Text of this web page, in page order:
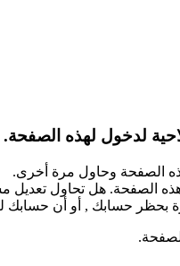
لدخول لهذه الصفحة.
الصفحة وحاول مرة أخرى.
الصفحة. هل تحاول
بحظر حسابك , أو أن حسابك